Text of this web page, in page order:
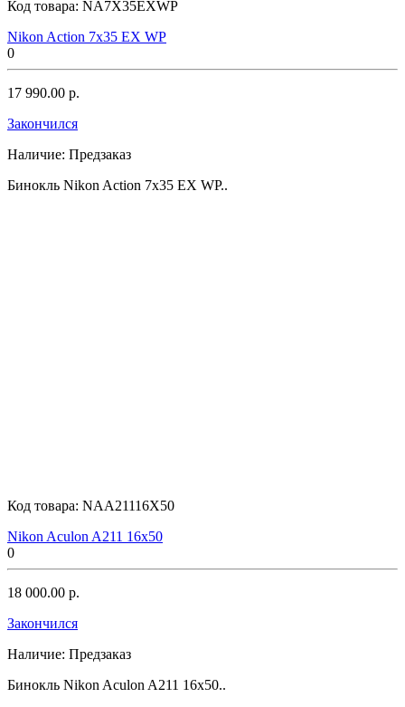
Код товара: NA7X35EXWP
Nikon Action 7x35 EX WP
0
17 990.00 р.
Закончился
Наличие: Предзаказ
Бинокль Nikon Action 7x35 EX WP..
Код товара: NAA21116X50
Nikon Aculon A211 16x50
0
18 000.00 р.
Закончился
Наличие: Предзаказ
Бинокль Nikon Aculon A211 16x50..